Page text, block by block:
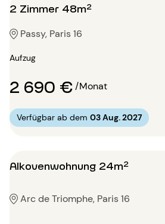
2 Zimmer 48m²
Passy, Paris 16
Aufzug
2 690 €/Monat
Verfügbar ab dem 03 Aug. 2027
Alkovenwohnung 24m²
Arc de Triomphe, Paris 16